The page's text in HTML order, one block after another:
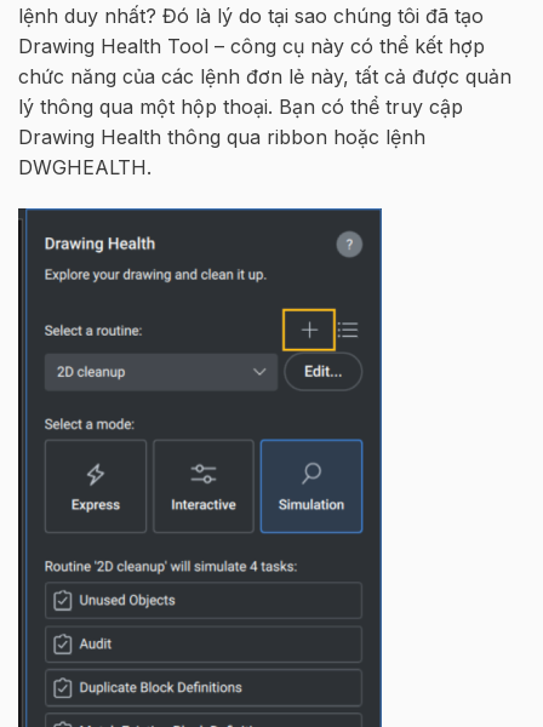
lệnh duy nhất? Đó là lý do tại sao chúng tôi đã tạo
Drawing Health Tool – công cụ này có thể kết hợp
chức năng của các lệnh đơn lẻ này, tất cả được quản
lý thông qua một hộp thoại. Bạn có thể truy cập
Drawing Health thông qua ribbon hoặc lệnh
DWGHEALTH.